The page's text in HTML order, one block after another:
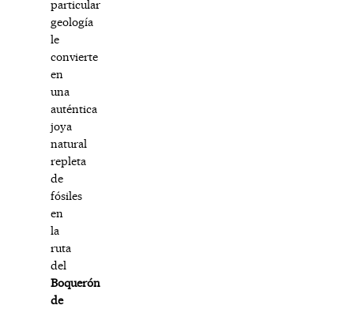
particular
geología
le
convierte
en
una
auténtica
joya
natural
repleta
de
fósiles
en
la
ruta
del
Boquerón
de